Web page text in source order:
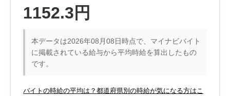
1152.3円
本データは2026年08月08日時点で、マイナビバイト
に掲載されている給与から平均時給を算出したもの
です。
バイトの時給の平均は？都道府県別の時給が気になる方はこ